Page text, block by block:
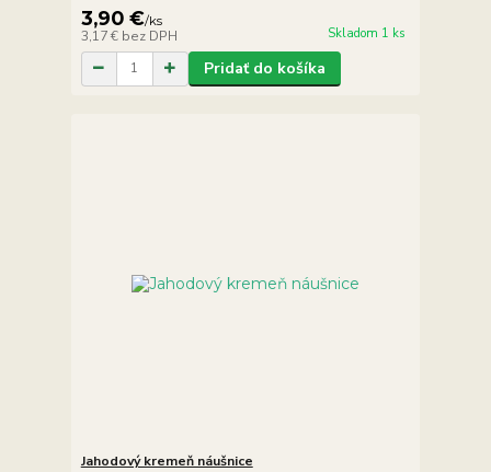
3,90 €/ks
3,17 € bez DPH Skladom 1 ks
Pridať do košíka
Jahodový kremeň náušnice